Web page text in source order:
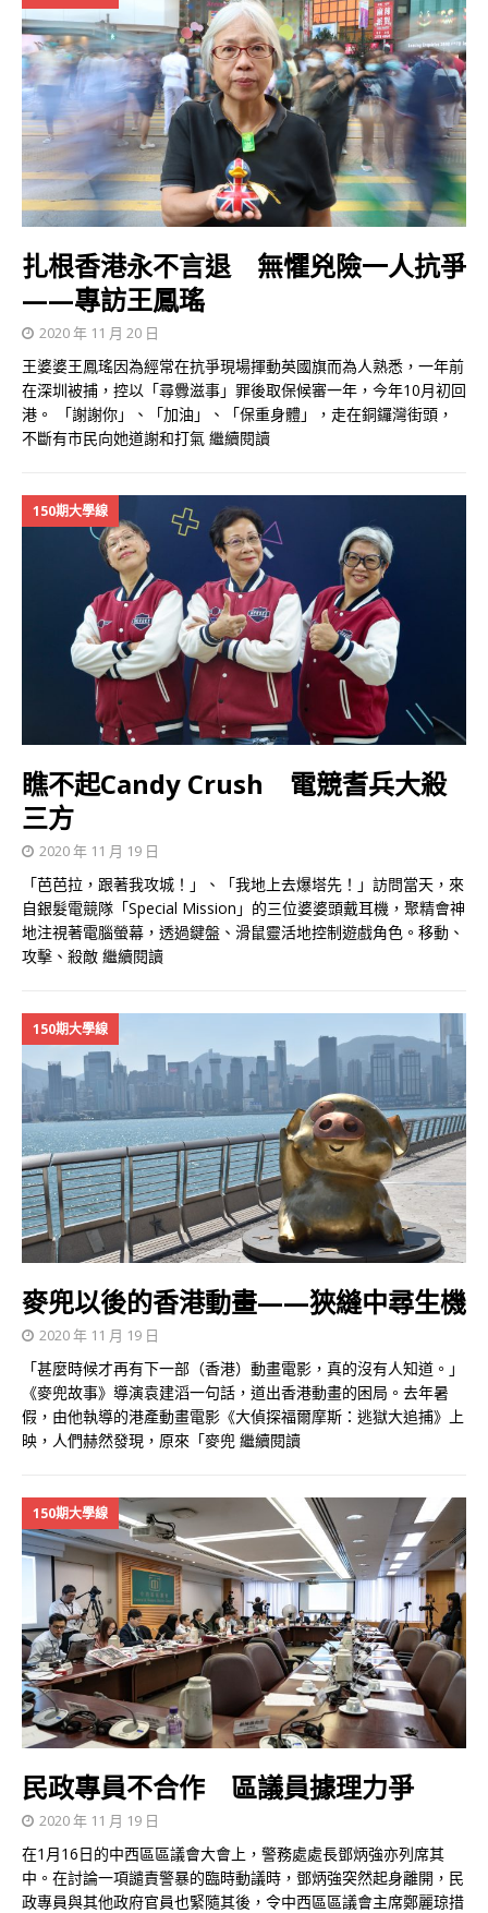
扎根香港永不言退 無懼兇險一人抗爭
——專訪王鳳瑤
2020 年 11 月 20 日
王婆婆王鳳瑤因為經常在抗爭現場揮動英國旗而為人熟悉，一年前
在深圳被捕，控以「尋釁滋事」罪後取保候審一年，今年10月初回
港。 「謝謝你」、「加油」、「保重身體」，走在銅鑼灣街頭，
不斷有市民向她道謝和打氣 繼續閱讀
150期大學線
瞧不起Candy Crush 電競耆兵大殺
三方
2020 年 11 月 19 日
「芭芭拉，跟著我攻城！」、「我地上去爆塔先！」訪問當天，來
自銀髮電競隊「Special Mission」的三位婆婆頭戴耳機，聚精會神
地注視著電腦螢幕，透過鍵盤、滑鼠靈活地控制遊戲角色。移動、
攻擊、殺敵 繼續閱讀
150期大學線
麥兜以後的香港動畫——狹縫中尋生機
2020 年 11 月 19 日
「甚麼時候才再有下一部（香港）動畫電影，真的沒有人知道。」
《麥兜故事》導演袁建滔一句話，道出香港動畫的困局。去年暑
假，由他執導的港產動畫電影《大偵探福爾摩斯：逃獄大追捕》上
映，人們赫然發現，原來「麥兜 繼續閱讀
150期大學線
民政專員不合作 區議員據理力爭
2020 年 11 月 19 日
在1月16日的中西區區議會大會上，警務處處長鄧炳強亦列席其
中。在討論一項譴責警暴的臨時動議時，鄧炳強突然起身離開，民
政專員與其他政府官員也緊隨其後，令中西區區議會主席鄭麗琼措